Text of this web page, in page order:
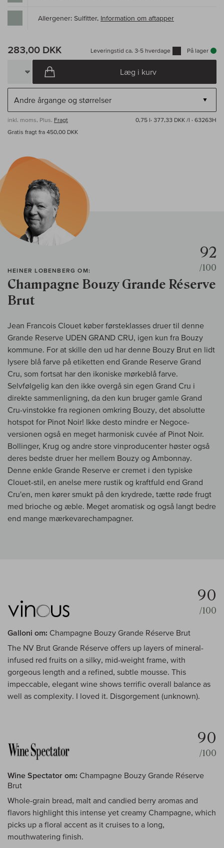
Allergener: Sulfitter, Information om aftapper
283,00 DKK Leveringstid ca. 3-5 hverdage På lager
Læg i kurv
inkl. moms, Plus. Fragt 0,75 l· 377,33 DKK /l · 63263H
Gratis fragt fra 450,00 DKK
HEINER LOBENBERG OM:
Champagne Bouzy Grande Réserve
Brut
92
/100
Jean Francois Clouet køber førsteklasses druer til denne
Grande Reserve UDEN GRAND CRU, igen kun fra Bouzy
kommune. For at skille den ud har denne Bouzy Brut en lidt
lysere blå farve på etiketten end Grande Reserve Grand
Cru, som fortsat har den ikoniske mørkeblå farve.
Selvfølgelig kan den ikke overgå sin egen Grand Cru i
direkte sammenligning, da den kun bruger gamle Grand
Cru-vinstokke fra regionen omkring Bouzy, det absolutte
hotspot for Pinot Noir! Ikke desto mindre er Negoce-
versionen også en meget harmonisk cuvée af Pinot Noir.
Bollinger, Krug og andre store vinproducenter høster også
deres bedste druer her mellem Bouzy og Ambonnay.
Denne enkle Grande Reserve er cremet i den typiske
Clouet-stil, en anelse mere rustik og kraftfuld end Grand
Cru'en, men kører smukt på den krydrede, tætte røde frugt
med brioche og æble. Meget aromatisk og også langt bedre
end mange mærkevarechampagner.
90
/100
Galloni om: Champagne Bouzy Grande Réserve Brut
The NV Brut Grande Réserve offers up layers of mineral-
infused red fruits on a silky, mid-weight frame, with
gorgeous length and a refined, subtle mousse. This
impeccable, elegant wine shows terrific overall balance as
well as complexity. I loved it. Disgorgement (unknown).
90
/100
Wine Spectator om: Champagne Bouzy Grande Réserve
Brut
Whole-grain bread, malt and candied berry aromas and
flavors highlight this intense yet creamy Champagne, which
picks up a floral accent as it cruises to a long,
mouthwatering finish.